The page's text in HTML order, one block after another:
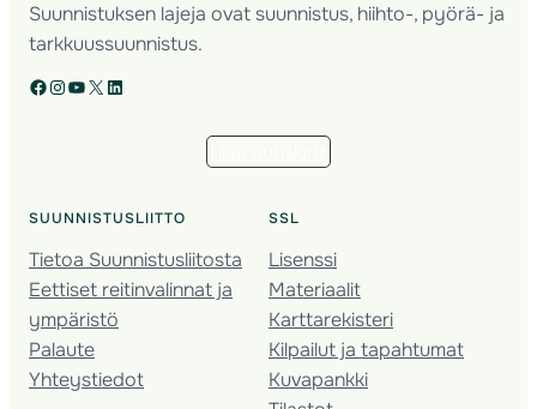
Suunnistuksen lajeja ovat suunnistus, hiihto-, pyörä- ja
tarkkuussuunnistus.
Facebook Instagram YouTube X LinkedIn
SUUNNISTUSLIITTO
Tietoa Suunnistusliitosta
Eettiset reitinvalinnat ja
ympäristö
Palaute
Yhteystiedot
SSL
Lisenssi
Materiaalit
Karttarekisteri
Kilpailut ja tapahtumat
Kuvapankki